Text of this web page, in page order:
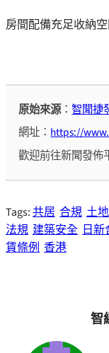
房間配備充足收納
原始來源：智聞捷
網址： https://
歡迎前往新聞發佈
Tags:共居 合規 土
法規 建築安全 日新
賃條例 香港
智